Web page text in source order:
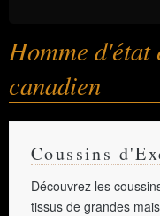
Homme d'état
canadien
Coussins
Découvrez les
tissus de grandes